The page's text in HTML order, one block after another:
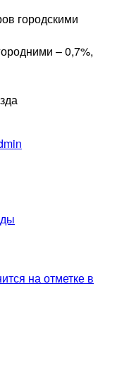
городскими
– 0,7%,
на отметке в